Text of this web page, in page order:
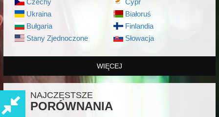
Czechy
Ukraina
Bułgaria
Stany Zjednoczone
Cypr
Białoruś
Finlandia
Słowacja
WIĘCEJ
NAJCZĘSTSZE
PORÓWNANIA